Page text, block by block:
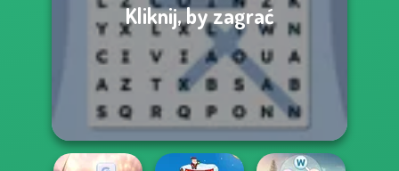
Kliknij, by zagrać